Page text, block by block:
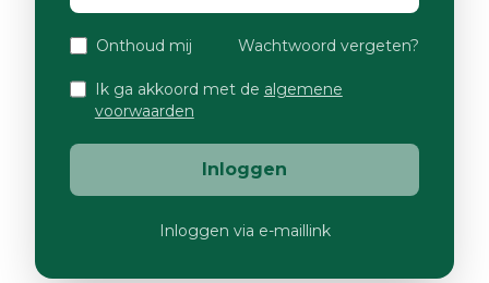
Onthoud mij Wachtwoord vergeten?
Ik ga akkoord met de algemene
voorwaarden
Inloggen
Inloggen via e-maillink